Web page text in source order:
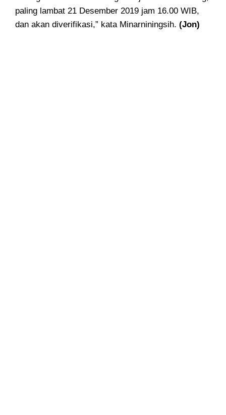
paling lambat 21 Desember 2019 jam 16.00 WIB,
dan akan diverifikasi,” kata Minarniningsih. (Jon)